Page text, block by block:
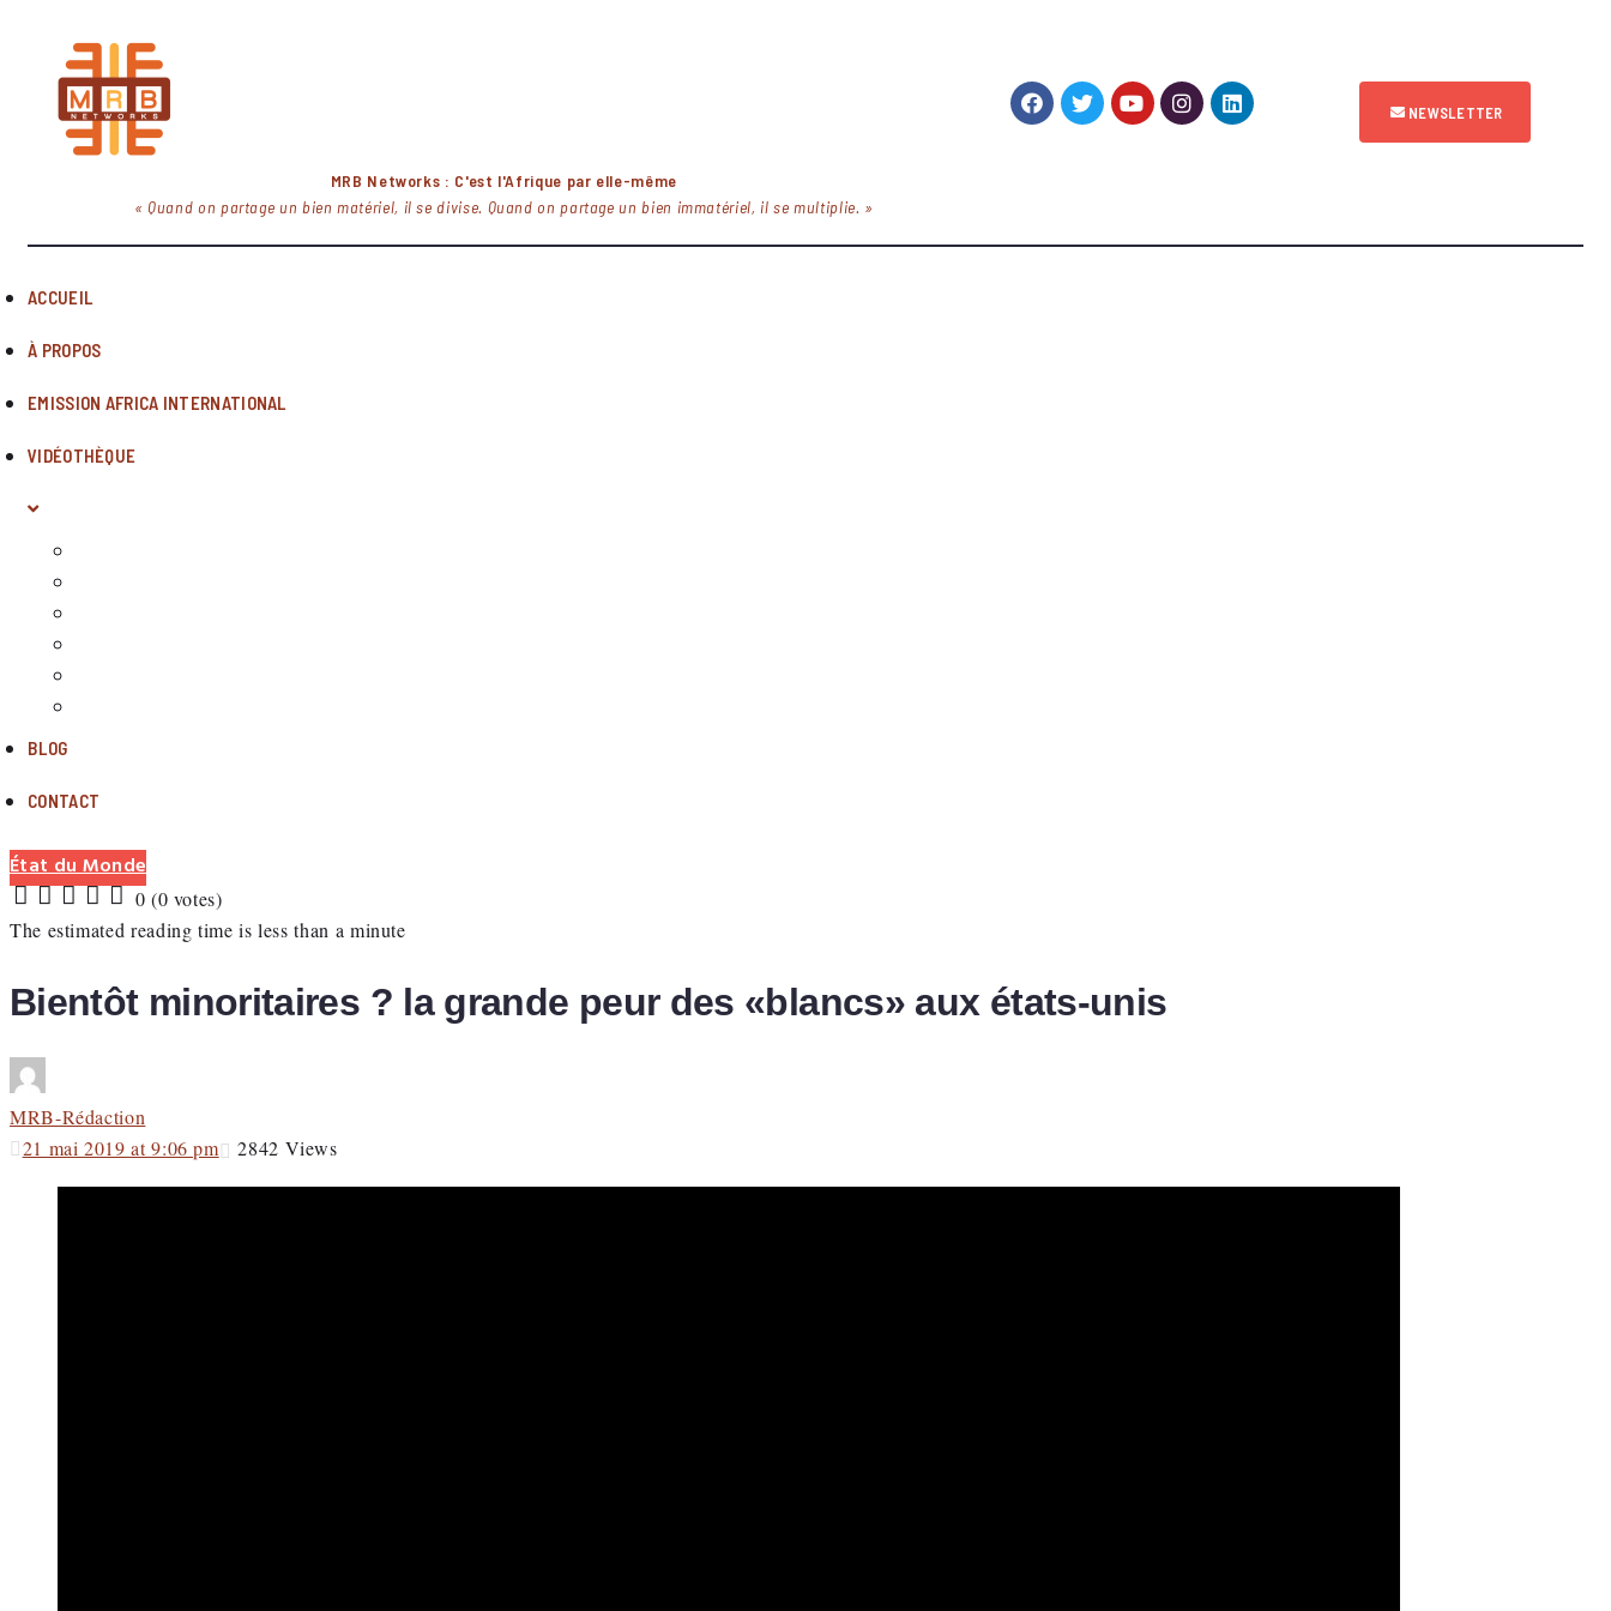
MRB Networks : C'est l'Afrique par elle-même
« Quand on partage un bien matériel, il se divise. Quand on partage un bien immatériel, il se multiplie. »
NEWSLETTER
ACCUEIL
À PROPOS
EMISSION AFRICA INTERNATIONAL
VIDÉOTHÈQUE
BLOG
CONTACT
État du Monde
5
4
3
2
1
0 (0 votes)
The estimated reading time is less than a minute
Bientôt minoritaires ? la grande peur des «blancs» aux états-unis
MRB-Rédaction
21 mai 2019 at 9:06 pm
2842 Views